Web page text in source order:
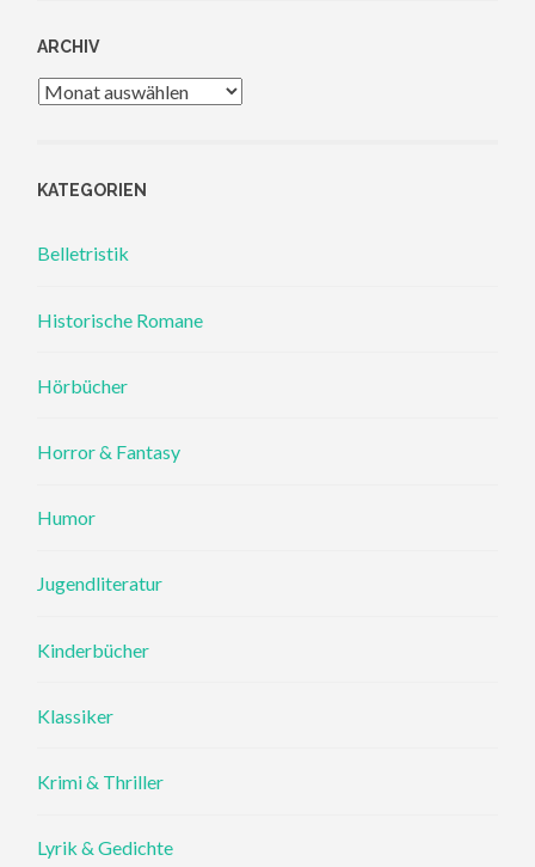
ARCHIV
Archiv
KATEGORIEN
Belletristik
Historische Romane
Hörbücher
Horror & Fantasy
Humor
Jugendliteratur
Kinderbücher
Klassiker
Krimi & Thriller
Lyrik & Gedichte